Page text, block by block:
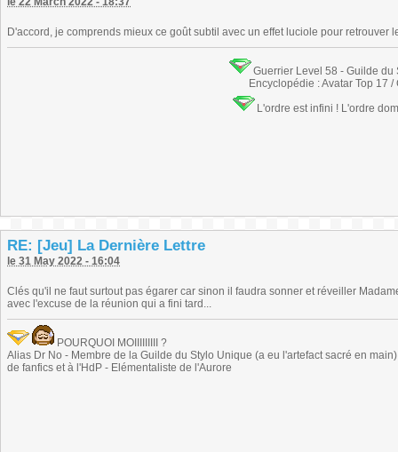
D'accord, je comprends mieux ce goût subtil avec un effet luciole pour retrouver
Guerrier Level 58 - Guilde
Encyclopédie : Avatar Top 17 /
L'ordre est infini ! L'ordre
RE: [Jeu] La Dernière Lettre
le 31 May 2022 - 16:04
Clés qu'il ne faut surtout pas égarer car sinon il faudra sonner et réveiller
avec l'excuse de la réunion qui a fini tard...
POURQUOI MOIIIIIIIII ?
Alias Dr No - Membre de la Guilde du Stylo Unique (a eu l'artefact sacré en
de fanfics et à l'HdP - Elémentaliste de l'Aurore